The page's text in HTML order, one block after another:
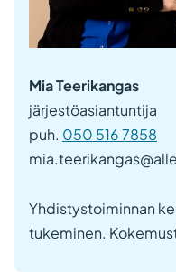
Mia Teerikangas
järjestöasiantuntija
puh. 050 516 7858
Yhdistystoiminnan
tukeminen.